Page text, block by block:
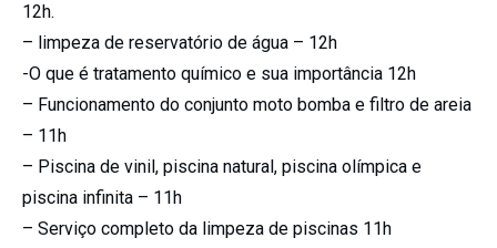
12h.
– limpeza de reservatório de água – 12h
-O que é tratamento químico e sua importância 12h
– Funcionamento do conjunto moto bomba e filtro de areia
– 11h
– Piscina de vinil, piscina natural, piscina olímpica e
piscina infinita – 11h
– Serviço completo da limpeza de piscinas 11h